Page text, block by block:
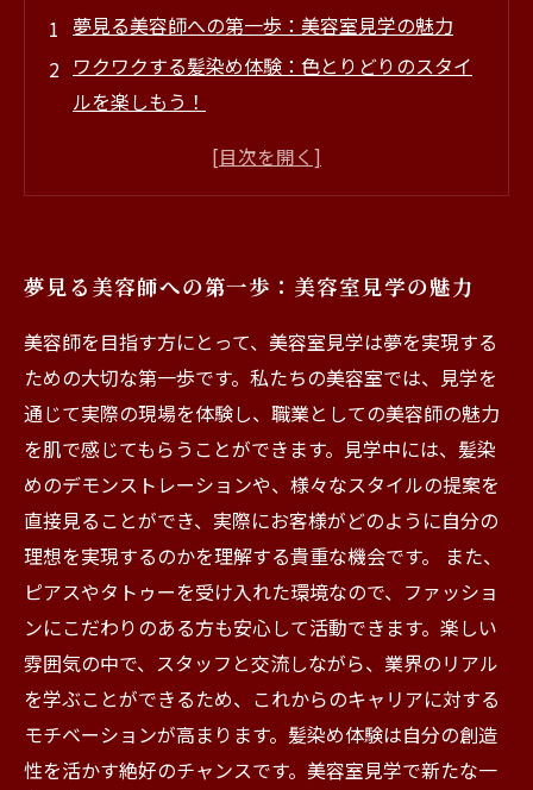
夢見る美容師への第一歩：美容室見学の魅力
ワクワクする髪染め体験：色とりどりのスタイ
ルを楽しもう！
体験を通じて知る、仲間との楽しい時間
明るく楽しい美容室体験があなたを待っている
夢見る美容師への第一歩：美容室見学の魅力
美容師を目指す方にとって、美容室見学は夢を実現する
ための大切な第一歩です。私たちの美容室では、見学を
通じて実際の現場を体験し、職業としての美容師の魅力
を肌で感じてもらうことができます。見学中には、髪染
めのデモンストレーションや、様々なスタイルの提案を
直接見ることができ、実際にお客様がどのように自分の
理想を実現するのかを理解する貴重な機会です。 また、
ピアスやタトゥーを受け入れた環境なので、ファッショ
ンにこだわりのある方も安心して活動できます。楽しい
雰囲気の中で、スタッフと交流しながら、業界のリアル
を学ぶことができるため、これからのキャリアに対する
モチベーションが高まります。髪染め体験は自分の創造
性を活かす絶好のチャンスです。美容室見学で新たな一